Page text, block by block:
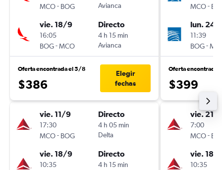
MCO- BOG
Avianca
vie. 18/9
16:05
BOG-MCO
Directo
4 h 15 min
Avianca
Oferta encontrada el 5/8
$386
Elegir
fechas
vie. 11/9
17:30
MCO- BOG
Directo
4 h 05 min
Delta
vie. 18/9
10:35
Directo
4 h 15 min
MCO-
lun. 24/
11:39
BOG-
Oferta encontrada
$399
vie. 21/
7:00
MCO-
vie. 18/
10:35